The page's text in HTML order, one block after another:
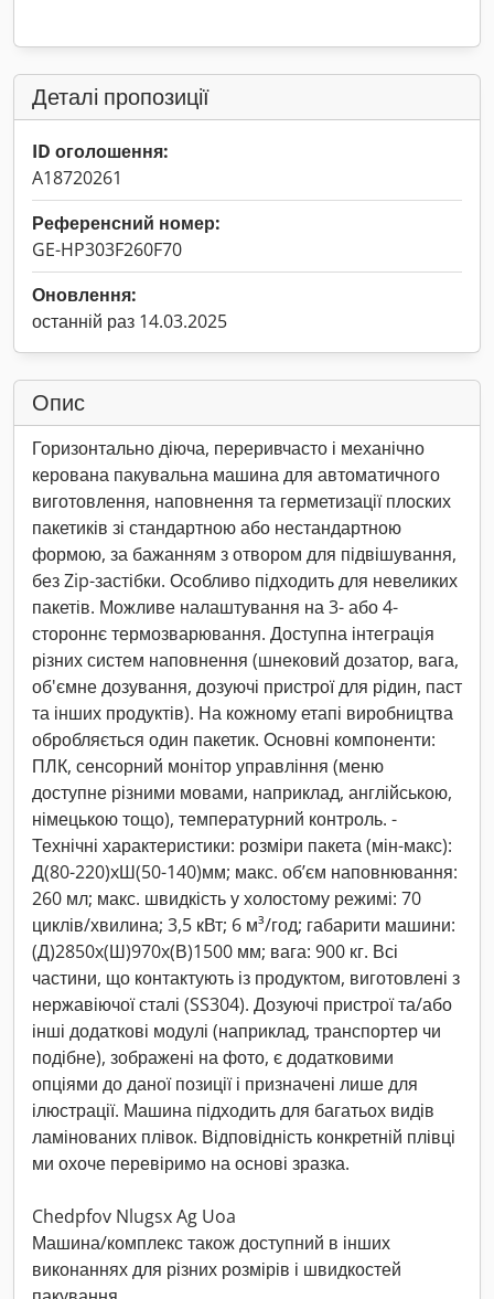
Деталі пропозиції
ID оголошення:
A18720261
Референсний номер:
GE-HP303F260F70
Оновлення:
останній раз 14.03.2025
Опис
Горизонтально діюча, переривчасто і механічно
керована пакувальна машина для автоматичного
виготовлення, наповнення та герметизації плоских
пакетиків зі стандартною або нестандартною
формою, за бажанням з отвором для підвішування,
без Zip-застібки. Особливо підходить для невеликих
пакетів. Можливе налаштування на 3- або 4-
стороннє термозварювання. Доступна інтеграція
різних систем наповнення (шнековий дозатор, вага,
об'ємне дозування, дозуючі пристрої для рідин, паст
та інших продуктів). На кожному етапі виробництва
обробляється один пакетик. Основні компоненти:
ПЛК, сенсорний монітор управління (меню
доступне різними мовами, наприклад, англійською,
німецькою тощо), температурний контроль. -
Технічні характеристики: розміри пакета (мін-макс):
Д(80-220)xШ(50-140)мм; макс. об’єм наповнювання:
260 мл; макс. швидкість у холостому режимі: 70
циклів/хвилина; 3,5 кВт; 6 м³/год; габарити машини:
(Д)2850x(Ш)970x(В)1500 мм; вага: 900 кг. Всі
частини, що контактують із продуктом, виготовлені з
нержавіючої сталі (SS304). Дозуючі пристрої та/або
інші додаткові модулі (наприклад, транспортер чи
подібне), зображені на фото, є додатковими
опціями до даної позиції і призначені лише для
ілюстрації. Машина підходить для багатьох видів
ламінованих плівок. Відповідність конкретній плівці
ми охоче перевіримо на основі зразка.
Chedpfov Nlugsx Ag Uoa
Машина/комплекс також доступний в інших
виконаннях для різних розмірів і швидкостей